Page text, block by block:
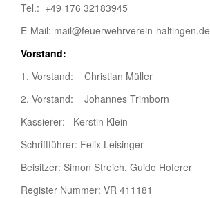
Tel.: +49 176 32183945
E-Mail: mail@feuerwehrverein-haltingen.de
Vorstand:
1. Vorstand: Christian Müller
2. Vorstand: Johannes Trimborn
Kassierer: Kerstin Klein
Schriftführer: Felix Leisinger
Beisitzer: Simon Streich, Guido Hoferer
Register Nummer: VR 411181